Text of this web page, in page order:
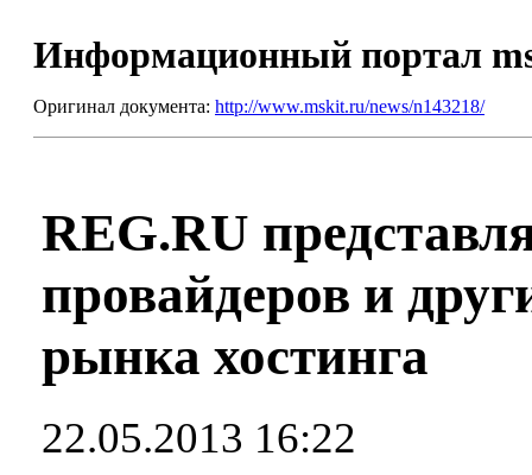
Информационный портал
Оригинал документа: http://www.mskit.ru/news/n143218/
REG.RU
провайдеров и
рынка хостинга
22.05.2013 16:22